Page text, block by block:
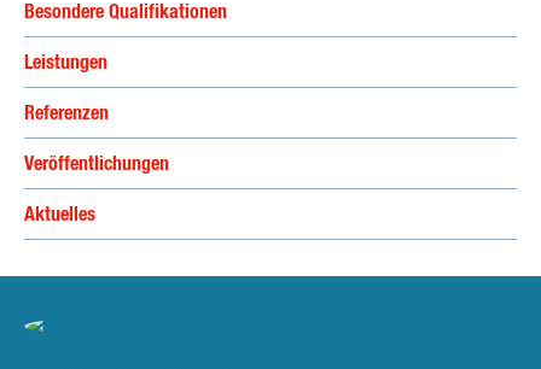
Besondere Qualifikationen
Leistungen
Referenzen
Veröffentlichungen
Aktuelles